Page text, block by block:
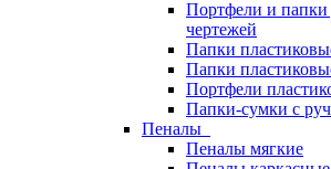
Портфели и папки
чертежей
Папки
Папки
Портфели
Папки-сумки с
Пеналы
Пеналы мягкие